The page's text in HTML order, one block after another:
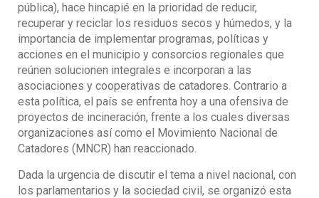
pública), hace hincapié en la prioridad de reducir,
recuperar y reciclar los residuos secos y húmedos, y la
importancia de implementar programas, políticas y
acciones en el municipio y consorcios regionales que
reúnen solucionen integrales e incorporan a las
asociaciones y cooperativas de catadores. Contrario a
esta política, el país se enfrenta hoy a una ofensiva de
proyectos de incineración, frente a los cuales diversas
organizaciones así como el Movimiento Nacional de
Catadores (MNCR) han reaccionado.
Dada la urgencia de discutir el tema a nivel nacional, con
los parlamentarios y la sociedad civil, se organizó esta